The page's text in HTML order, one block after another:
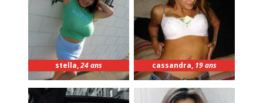
stella,24 ans cassandra, 19 ans